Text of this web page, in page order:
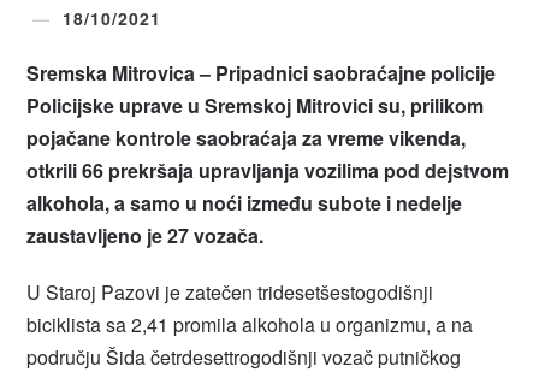
18/10/2021
Sremska Mitrovica – Pripadnici saobraćajne policije
Policijske uprave u Sremskoj Mitrovici su, prilikom
pojačane kontrole saobraćaja za vreme vikenda,
otkrili 66 prekršaja upravljanja vozilima pod dejstvom
alkohola, a samo u noći između subote i nedelje
zaustavljeno je 27 vozača.
U Staroj Pazovi je zatečen tridesetšestogodišnji
biciklista sa 2,41 promila alkohola u organizmu, a na
području Šida četrdesettrogodišnji vozač putničkog